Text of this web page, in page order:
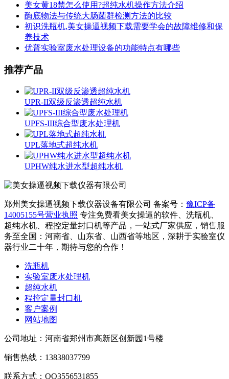
美女黄18禁怎么使用?超纯水机操作方法介绍
酶底物法与传统大肠菌群检测方法的比较
初识洗瓶机,美女操逼视频下载需要学会的故障维修和保
养技术
优普实验室废水处理设备的功能特点有哪些
推荐产品
UPR-II双级反渗透超纯水机
UPFS-III综合型废水处理机
UPL落地式超纯水机
UPHW纯水进水型超纯水机
郑州美女操逼视频下载仪器设备有限公司 备案号： 豫ICP备
14005155号营业执照 专注免费看美女操逼的软件、洗瓶机、
超纯水机、程控定量封口机等产品，一站式厂家供应，销售服
务至全国：河南省、山东省、山西省等地区，深耕于实验室仪
器行业二十年，期待与您的合作！
洗瓶机
实验室废水处理机
超纯水机
程控定量封口机
客户案例
网站地图
公司地址：河南省郑州市高新区创新园1号楼
销售热线：13838037799
联系方式：QQ3556531855